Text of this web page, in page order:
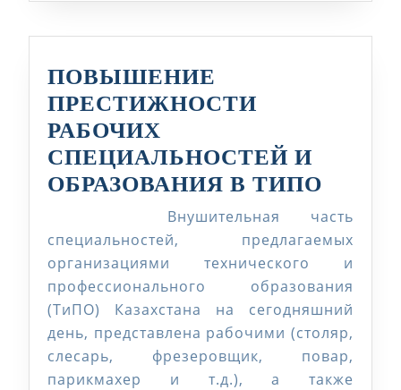
ПОВЫШЕНИЕ
ПРЕСТИЖНОСТИ
РАБОЧИХ
СПЕЦИАЛЬНОСТЕЙ И
ОБРАЗОВАНИЯ В ТИПО
И
В
ТИПО
Внушительная часть
специальностей, предлагаемых
организациями технического и
профессионального образования
(ТиПО) Казахстана на сегодняшний
день, представлена рабочими (столяр,
слесарь, фрезеровщик, повар,
парикмахер и т.д.), а также